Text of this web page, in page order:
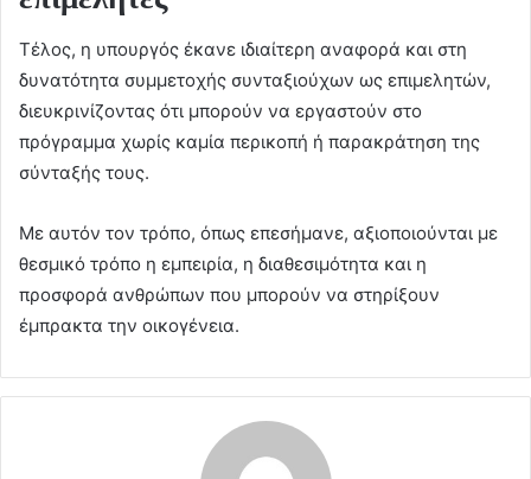
Τέλος, η υπουργός έκανε ιδιαίτερη αναφορά και στη
δυνατότητα συμμετοχής συνταξιούχων ως επιμελητών,
διευκρινίζοντας ότι μπορούν να εργαστούν στο
πρόγραμμα χωρίς καμία περικοπή ή παρακράτηση της
σύνταξής τους.
Με αυτόν τον τρόπο, όπως επεσήμανε, αξιοποιούνται με
θεσμικό τρόπο η εμπειρία, η διαθεσιμότητα και η
προσφορά ανθρώπων που μπορούν να στηρίξουν
έμπρακτα την οικογένεια.